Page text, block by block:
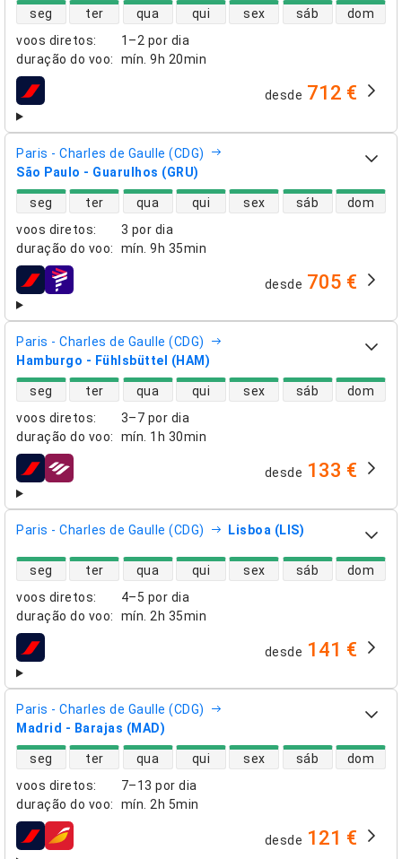
voos diretos:
1–2 por dia
duração do voo: mín. 9h 20min
disponibilidade de voos diretos
seg ter qua qui sex sáb dom
companhias aéreas desde 712 €
Paris - Charles de Gaulle (CDG)
São Paulo - Guarulhos (GRU)
voos diretos:
3 por dia
duração do voo: mín. 9h 35min
disponibilidade de voos diretos
seg ter qua qui sex sáb dom
companhias aéreas desde 705 €
Paris - Charles de Gaulle (CDG)
Hamburgo - Fühlsbüttel (HAM)
voos diretos:
3–7 por dia
duração do voo: mín. 1h 30min
disponibilidade de voos diretos
seg ter qua qui sex sáb dom
companhias aéreas desde 133 €
Paris - Charles de Gaulle (CDG) Lisboa (LIS)
voos diretos:
4–5 por dia
duração do voo: mín. 2h 35min
disponibilidade de voos diretos
seg ter qua qui sex sáb dom
companhias aéreas desde 141 €
Paris - Charles de Gaulle (CDG)
Madrid - Barajas (MAD)
voos diretos:
7–13 por dia
duração do voo: mín. 2h 5min
disponibilidade de voos diretos
seg ter qua qui sex sáb dom
companhias aéreas desde 121 €